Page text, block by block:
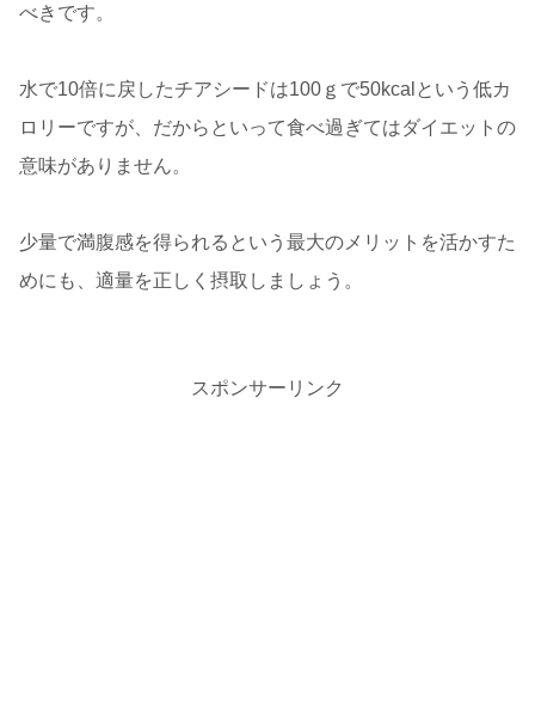
べきです。
水で10倍に戻したチアシードは100ｇで50kcalという低カ
ロリーですが、だからといって食べ過ぎてはダイエットの
意味がありません。
少量で満腹感を得られるという最大のメリットを活かすた
めにも、適量を正しく摂取しましょう。
スポンサーリンク